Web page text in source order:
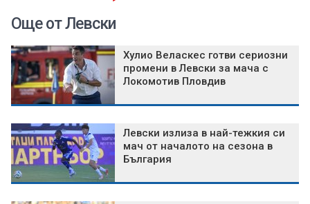
Още от Левски
Хулио Веласкес готви сериозни
промени в Левски за мача с
Локомотив Пловдив
Левски излиза в най-тежкия си
мач от началото на сезона в
България